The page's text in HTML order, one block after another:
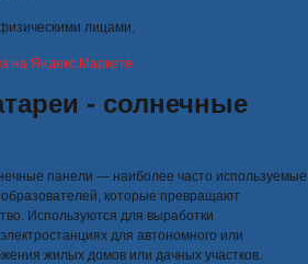
лицами.
- солнечные
панели — наиболее часто используемые
которые превращают
Используются для выработки
для автономного или
жилых домов или дачных участков.